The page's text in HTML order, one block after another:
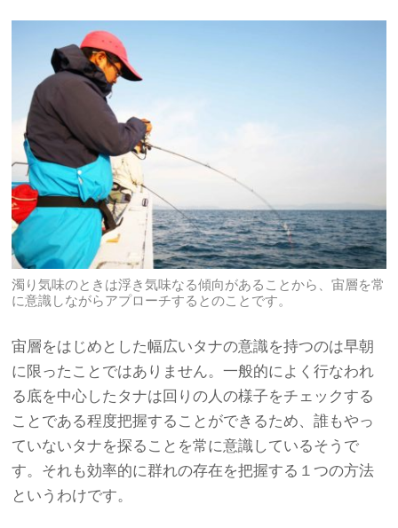
濁り気味のときは浮き気味なる傾向があることから、宙層を常
に意識しながらアプローチするとのことです。
宙層をはじめとした幅広いタナの意識を持つのは早朝
に限ったことではありません。一般的によく行なわれ
る底を中心したタナは回りの人の様子をチェックする
ことである程度把握することができるため、誰もやっ
ていないタナを探ることを常に意識しているそうで
す。それも効率的に群れの存在を把握する１つの方法
というわけです。